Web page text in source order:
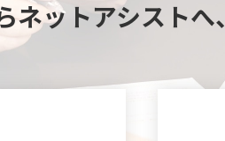
ットアシストへ、